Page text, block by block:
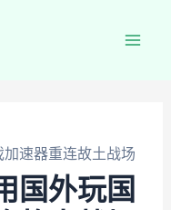
速器重连故土战场
国外玩国